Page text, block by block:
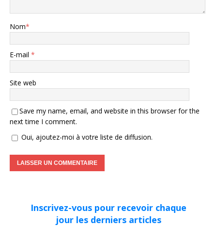
Nom*
E-mail *
Site web
Save my name, email, and website in this browser for the
next time I comment.
Oui, ajoutez-moi à votre liste de diffusion.
Inscrivez-vous pour recevoir chaque
jour les derniers articles